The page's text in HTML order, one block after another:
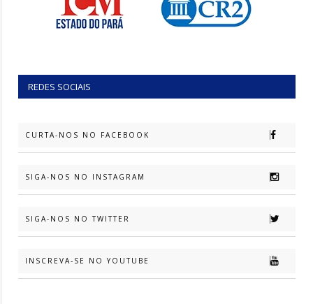
REDES SOCIAIS
CURTA-NOS NO FACEBOOK
SIGA-NOS NO INSTAGRAM
SIGA-NOS NO TWITTER
INSCREVA-SE NO YOUTUBE